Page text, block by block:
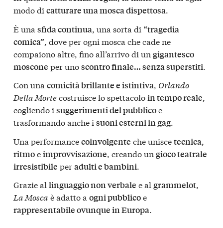
modo di catturare una mosca dispettosa.
È una sfida continua, una sorta di “tragedia
comica”, dove per ogni mosca che cade ne
compaiono altre, fino all’arrivo di un gigantesco
moscone per unoscontro finale… senza superstiti.
Con una comicità brillante e istintiva, Orlando
Della Mortecostruisce lo spettacoloin tempo reale,
cogliendo i suggerimenti del pubblicoe
trasformando anche i suoni esterni in gag.
Una performancecoinvolgente che uniscetecnica,
ritmoeimprovvisazione, creando un gioco teatrale
irresistibile peradulti e bambini.
Grazie al linguaggio non verbale e al grammelot,
La Mosca è adatto a ogni pubblicoe
rappresentabile ovunque in Europa.